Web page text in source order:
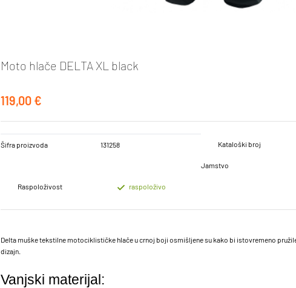
Moto hlače DELTA XL black
119,00 €
Šifra proizvoda 131258 Kataloški broj
Jamstvo
Raspoloživost raspoloživo
Delta muške tekstilne motociklističke hlače u crnoj boji osmišljene su kako bi istovremeno
dizajn.
Vanjski materijal: